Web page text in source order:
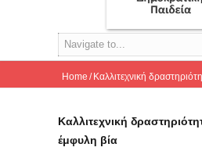
Navigate to...
Home Καλλιτεχνική
Καλλιτεχνική
έμφυλη βία